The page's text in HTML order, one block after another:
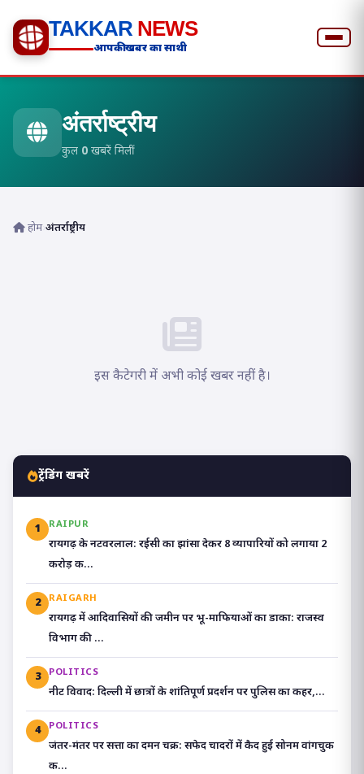
TAKKAR NEWS
आपकी खबर का साथी
अंतर्राष्ट्रीय
कुल 0 खबरें मिलीं
होम›अंतर्राष्ट्रीय
इस कैटेगरी में अभी कोई खबर नहीं है।
ट्रेंडिंग खबरें
1 RAIPUR
रायगढ़ के नटवरलाल: रईसी का झांसा देकर 8 व्यापारियों को लगाया 2
करोड़ क...
2 RAIGARH
रायगढ़ में आदिवासियों की जमीन पर भू-माफियाओं का डाका: राजस्व
विभाग की ...
3 POLITICS
​नीट विवाद: दिल्ली में छात्रों के शांतिपूर्ण प्रदर्शन पर पुलिस का कहर,...
4 POLITICS
जंतर-मंतर पर सत्ता का दमन चक्र: सफेद चादरों में कैद हुई सोनम वांगचुक
क...